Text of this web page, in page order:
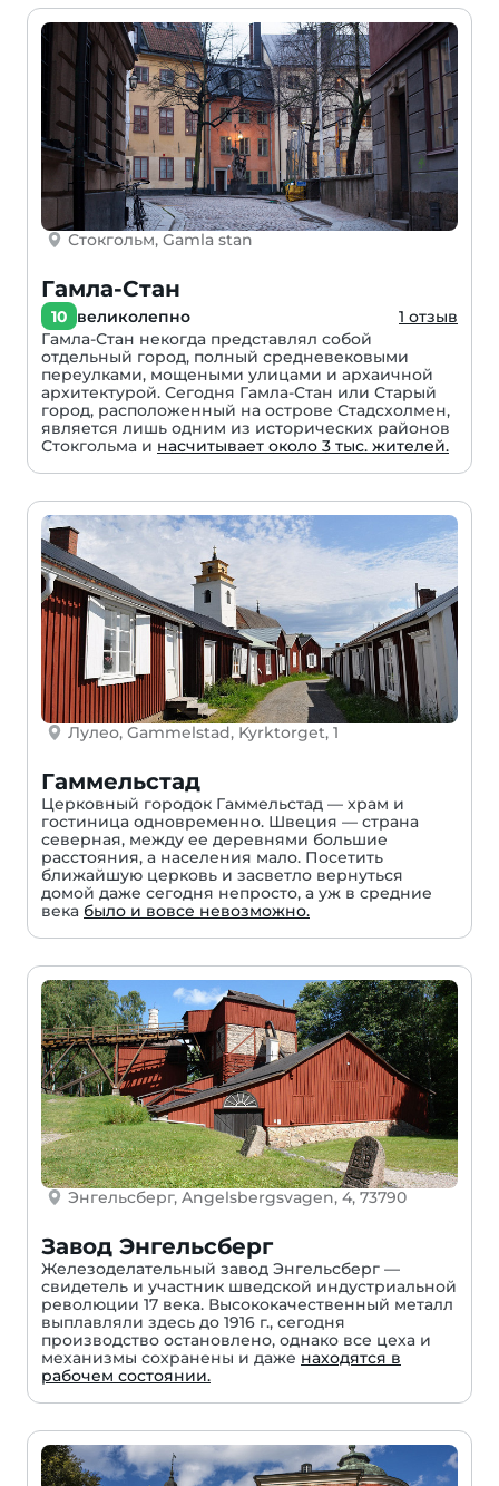
Стокгольм, Gamla stan
Гамла-Стан
10 великолепно
1 отзыв
Гамла-Стан некогда представлял собой
отдельный город, полный средневековыми
переулками, мощеными улицами и архаичной
архитектурой. Сегодня Гамла-Стан или Старый
город, расположенный на острове Стадсхолмен,
является лишь одним из исторических районов
Стокгольма и насчитывает около 3 тыс. жителей.
Лулео, Gammelstad, Kyrktorget, 1
Гаммельстад
Церковный городок Гаммельстад — храм и
гостиница одновременно. Швеция — страна
северная, между ее деревнями большие
расстояния, а населения мало. Посетить
ближайшую церковь и засветло вернуться
домой даже сегодня непросто, а уж в средние
века было и вовсе невозможно.
Энгельсберг, Angelsbergsvagen, 4, 73790
Завод Энгельсберг
Железоделательный завод Энгельсберг —
свидетель и участник шведской индустриальной
революции 17 века. Высококачественный металл
выплавляли здесь до 1916 г., сегодня
производство остановлено, однако все цеха и
механизмы сохранены и даже находятся в
рабочем состоянии.